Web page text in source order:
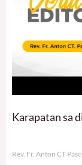
Karapatan sa
Rev. Fr. Anton CT